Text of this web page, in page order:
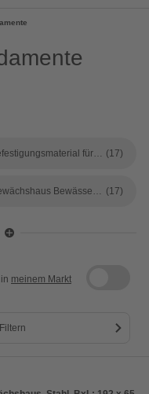
Befestigungsmaterial für Gewächshäuser (17)
Gewächshaus Bewässerung (17)
meinem Markt
Filtern